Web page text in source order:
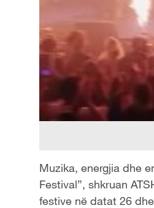
Muzika, energjia dhe
Festival”, shkruan
festive në datat 26